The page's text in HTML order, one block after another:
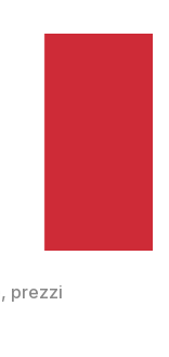
, prezzi